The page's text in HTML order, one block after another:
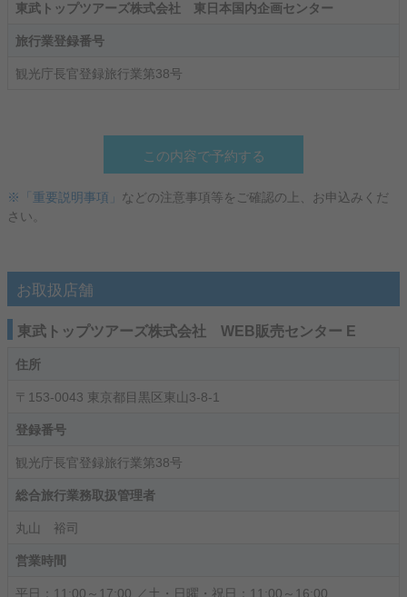
東武トップツアーズ株式会社 東日本国内企画センター
旅行業登録番号
観光庁長官登録旅行業第38号
この内容で予約する
※「重要説明事項」 などの注意事項等をご確認の上、お申込みくだ
さい。
お取扱店舗
東武トップツアーズ株式会社 WEB販売センター E
住所
〒153-0043 東京都目黒区東山3-8-1
登録番号
観光庁長官登録旅行業第38号
総合旅行業務取扱管理者
丸山 裕司
営業時間
平日：11:00～17:00 ／土・日曜・祝日：11:00～16:00